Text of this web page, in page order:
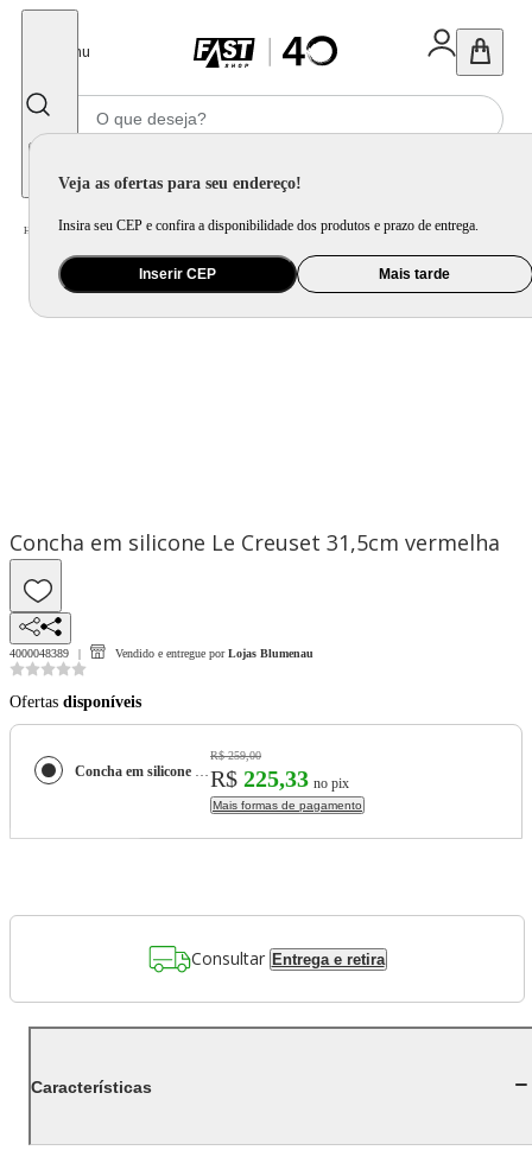
Menu
Veja as ofertas para seu endereço!
Insira seu CEP e confira a disponibilidade dos produtos e prazo de entrega.
Inserir CEP Mais tarde
Home Utilidade Doméstica Cozinha / Utensílio de Preparo
Concha em silicone Le Creuset 31,5cm vermelha
4000048389 Vendido e entregue por Lojas Blumenau
Ofertas disponíveis
Concha em silicone Le Creuset 31,5cm vermelha
R$ 259,00
R$ 225,33 no pix
Mais formas de pagamento
Consultar Entrega e retira
Características